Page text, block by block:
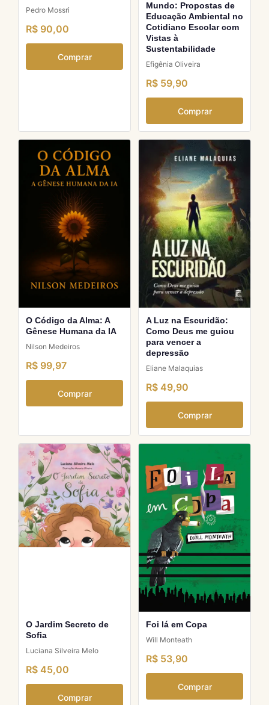
Pedro Mossri
R$ 90,00
Comprar
Mundo: Propostas de
Educação Ambiental no
Cotidiano Escolar com
Vistas à
Sustentabilidade
Efigênia Oliveira
R$ 59,90
Comprar
O Código da Alma: A
Gênese Humana da IA
Nilson Medeiros
R$ 99,97
Comprar
A Luz na Escuridão:
Como Deus me guiou
para vencer a
depressão
Eliane Malaquias
R$ 49,90
Comprar
O Jardim Secreto de
Sofia
Luciana Silveira Melo
R$ 45,00
Comprar
Foi lá em Copa
Will Monteath
R$ 53,90
Comprar